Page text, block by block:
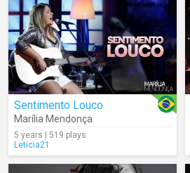
Sentimento Louco
Marília Mendonça
5 years | 519 plays
Leticia21